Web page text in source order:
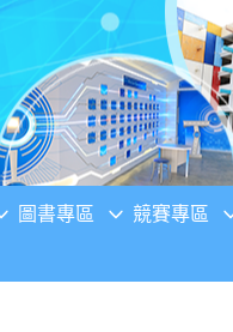
圖書專區 競賽專區